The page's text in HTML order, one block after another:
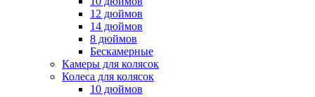
12 дюймов
14 дюймов
8 дюймов
Бескамерные
Камеры для колясок
Колеса для колясок
10 дюймов